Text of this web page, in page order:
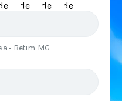
• Betim-MG